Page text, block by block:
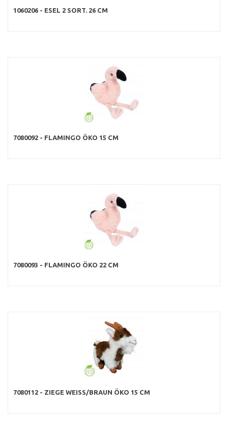
1060206 - ESEL 2 SORT. 26 CM
7080092 - FLAMINGO ÖKO 15 CM
7080093 - FLAMINGO ÖKO 22 CM
7080112 - ZIEGE WEISS/BRAUN ÖKO 15 CM